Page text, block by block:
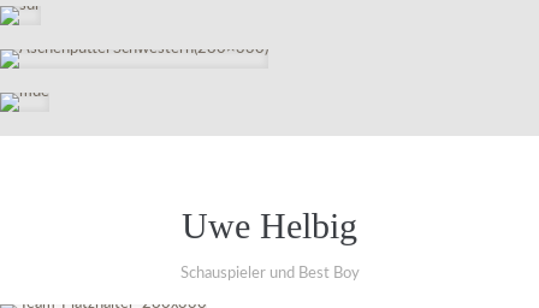
Uwe Helbig
Schauspieler und Best Boy